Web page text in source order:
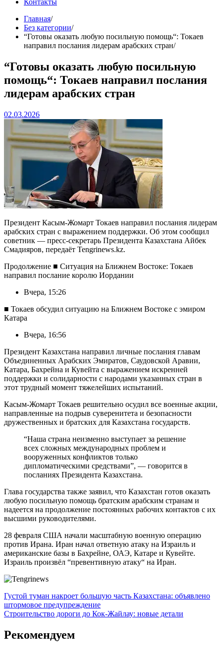
Контакты
Главная
Без категории
“Готовы оказать любую посильную помощь“: Токаев
направил послания лидерам арабских стран
“Готовы оказать любую посильную
помощь“: Токаев направил послания
лидерам арабских стран
02.03.2026
Президент Касым-Жомарт Токаев направил послания лидерам
арабских стран с выражением поддержки. Об этом сообщил
советник — пресс-секретарь Президента Казахстана Айбек
Смадияров, передаёт Tengrinews.kz.
Продолжение ■ Ситуация на Ближнем Востоке: Токаев
направил послание королю Иордании
Вчера, 15:26
■ Токаев обсудил ситуацию на Ближнем Востоке с эмиром
Катара
Вчера, 16:56
Президент Казахстана направил личные послания главам
Объединенных Арабских Эмиратов, Саудовской Аравии,
Катара, Бахрейна и Кувейта с выражением искренней
поддержки и солидарности с народами указанных стран в
этот трудный момент тяжелейших испытаний.
Касым-Жомарт Токаев решительно осудил все военные акции,
направленные на подрыв суверенитета и безопасности
дружественных и братских для Казахстана государств.
“Наша страна неизменно выступает за решение
всех сложных международных проблем и
вооруженных конфликтов только
дипломатическими средствами”, — говорится в
посланиях Президента Казахстана.
Глава государства также заявил, что Казахстан готов оказать
любую посильную помощь братским арабским странам и
надеется на продолжение постоянных рабочих контактов с их
высшими руководителями.
28 февраля США начали масштабную военную операцию
против Ирана. Иран начал ответную атаку на Израиль и
американские базы в Бахрейне, ОАЭ, Катаре и Кувейте.
Израиль произвёл “превентивную атаку“ на Иран.
Навигация
по
Густой туман накроет большую часть Казахстана: объявлено
штормовое предупреждение
Строительство дороги до Кок-Жайлау: новые детали
Рекомендуем